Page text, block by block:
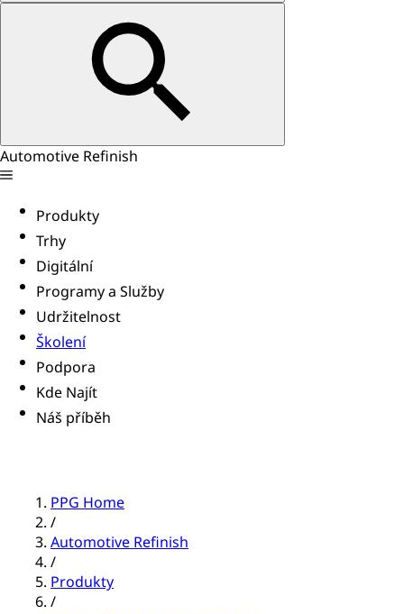
Automotive Refinish
Produkty
Trhy
Digitální
Programy a Služby
Udržitelnost
Školení
Podpora
Kde Najít
Náš příběh
PPG Home
/
Automotive Refinish
/
Produkty
/